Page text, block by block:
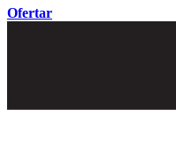
Ofertar